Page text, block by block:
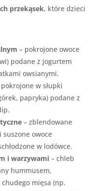
przekąsek, które dzieci
– pokrojone owoce
podane z jogurtem
owsianymi.
pokrojone w słupki
papryka) podane z
– zblendowane
owoce
w lodówce.
i warzywami – chleb
hummusem,
mięsa (np.